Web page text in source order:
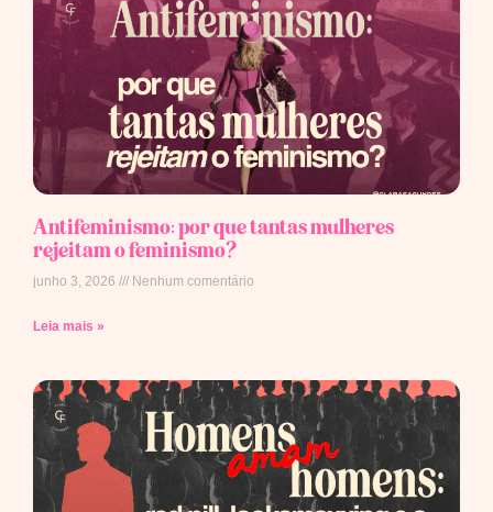
Antifeminismo: por que tantas mulheres
rejeitam o feminismo?
junho 3, 2026 Nenhum comentário
Leia mais »